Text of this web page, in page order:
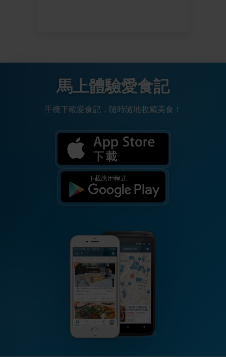
馬上體驗愛食記
手機下載愛食記，隨時隨地收藏美食！